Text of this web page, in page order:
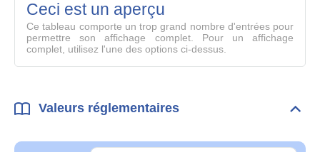
Ceci est un aperçu
Ce tableau comporte un trop grand nombre d'entrées pour
permettre son affichage complet. Pour un affichage
complet, utilisez l'une des options ci-dessus.
Valeurs réglementaires